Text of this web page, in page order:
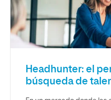
Headhunter: el
búsqueda de